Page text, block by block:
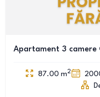
Apartament 3 camere
87.00 m2